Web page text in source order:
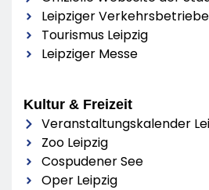
Leipziger
Tourismus Leipzig
Leipziger Messe
Kultur & Freizeit
Veranstaltungskalender
Zoo Leipzig
Cospudener See
Oper Leipzig